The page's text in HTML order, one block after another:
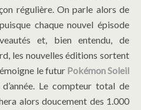
régulière. On parle alors de
chaque nouvel épisode
et, bien entendu, de
les nouvelles éditions sortent
le futur Pokémon Soleil
Le compteur total de
alors doucement des 1.000